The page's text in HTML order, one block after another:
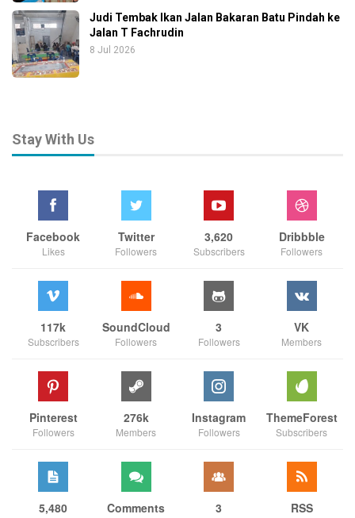
Judi Tembak Ikan Jalan Bakaran Batu Pindah ke
Jalan T Fachrudin
8 Jul 2026
Stay With Us
Facebook
Likes
Twitter
Followers
3,620
Subscribers
Dribbble
Followers
117k
Subscribers
SoundCloud
Followers
3
Followers
VK
Members
Pinterest
Followers
276k
Members
Instagram
Followers
ThemeForest
Subscribers
5,480 Comments 3 RSS